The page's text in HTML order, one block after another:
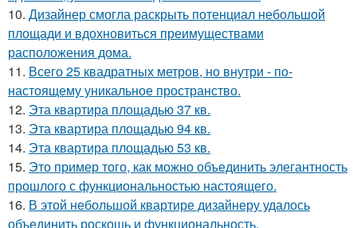
10. Дизайнер смогла раскрыть потенциал небольшой
площади и вдохновиться преимуществами
расположения дома.
11. Всего 25 квадратных метров, но внутри - по-
настоящему уникальное пространство.
12. Эта квартира площадью 37 кв.
13. Эта квартира площадью 94 кв.
14. Эта квартира площадью 53 кв.
15. Это пример того, как можно объединить элегантность
прошлого с функциональностью настоящего.
16. В этой небольшой квартире дизайнеру удалось
объединить роскошь и функциональность.